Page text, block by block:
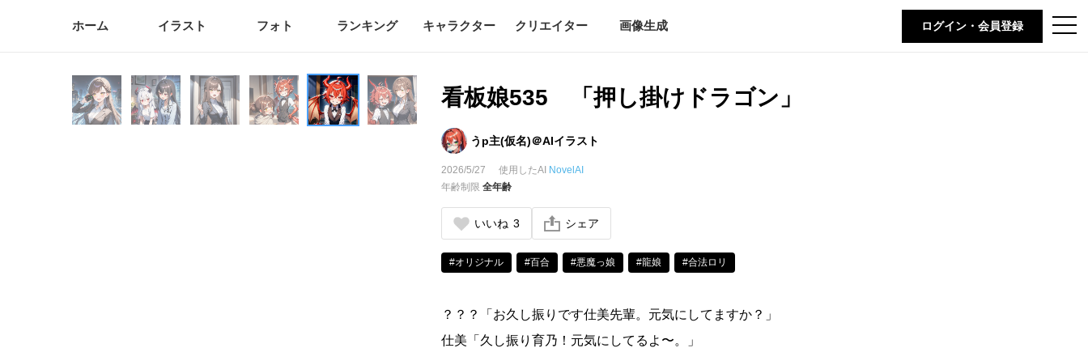
t
o
ホーム イラスト フォト ランキング キャラクター クリエイター 画像生成 ログイン・会員登録
看板娘535 「押し掛けドラゴン」
うp主(仮名)＠AIイラスト
2026/5/27 使用したAI NovelAI
年齢制限全年齢
いいね 3 シェア
#オリジナル #百合 #悪魔っ娘 #龍娘 #合法ロリ
？？？「お久し振りです仕美先輩。元気にしてますか？」
仕美「久し振り育乃！元気にしてるよ〜。」